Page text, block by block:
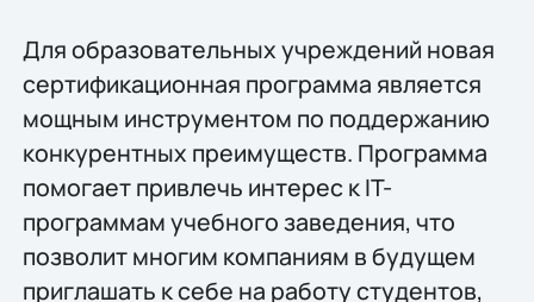
Для образовательных учреждений новая
сертификационная программа является
мощным инструментом по поддержанию
конкурентных преимуществ. Программа
помогает привлечь интерес к IT-
программам учебного заведения, что
позволит многим компаниям в будущем
приглашать к себе на работу студентов,